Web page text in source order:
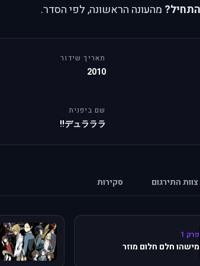
מהעונה הראשונה, לפי הסדר.
תאריך שידור
2010
שם ביפנית
デュラララ!!
צוות התירגום סקירות
פרק 1
מישהו חלם חלום מוזר